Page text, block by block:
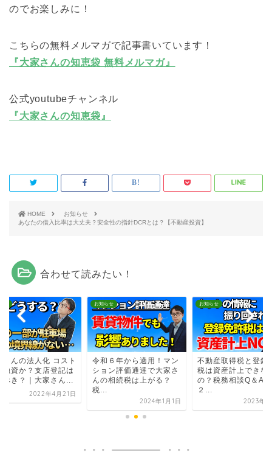
のでお楽しみに！
こちらの無料メルマガで記事書いています！
『大家さんの知恵袋 無料メルマガ』
公式youtubeチャンネル
『大家さんの知恵袋』
HOME
お知らせ
あなたの借入比率は大丈夫？安全性の指針DCRとは？【不動産投資】
合わせて読みたい！
さんの法人化 コスト
融資か？支店登記は
べき？｜大家さん...
2022年4月21日
お知らせ
令和６年から適用！マン
ション評価通達で大家さ
んの相続税は上がる？
税...
2024年1月1日
お知らせ
不動産取得税と登録
税は資産計上できな
の？税務相談Q＆A
２...
2023年3